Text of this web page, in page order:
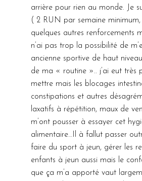
arrière pour rien au monde. Je
( 2 RUN par semaine
quelques autres renforcements
n’ai pas trop la possibilité de
ancienne sportive de haut
de ma « routine ».. j’ai eut très
mettre mais les blocages
constipations et autres
laxatifs à répétition, maux de
m’ont pousser à essayer cet
alimentaire…Il à fallut passer
faire du sport à jeun, gérer les
enfants à jeun aussi mais le
que ça m’a apporté vaut